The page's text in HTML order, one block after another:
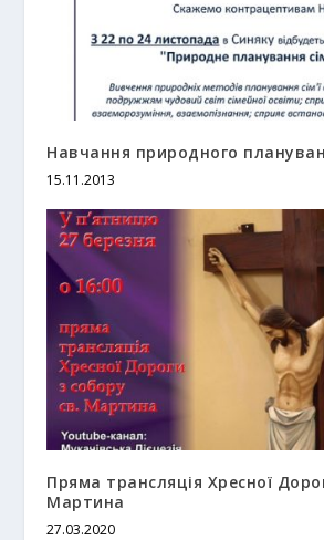
Навчання природного
15.11.2013
Пряма трансляція Хресної
Мартина
27.03.2020